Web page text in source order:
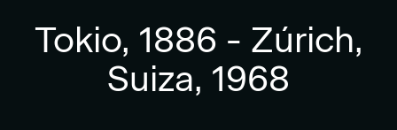
Tokio, 1886 - Zúrich,
Suiza, 1968